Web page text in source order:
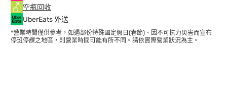
空瓶回收
UberEats 外送
*營業時間僅供參考，如遇部份特殊國定假日(春節)、因不可抗力災害而宣布
停班停課之地區，則營業時間可能有所不同。請依實際營業狀況為主。